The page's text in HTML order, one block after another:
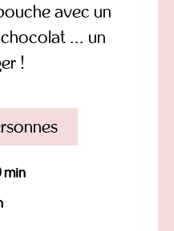
avec un
... un
!
min